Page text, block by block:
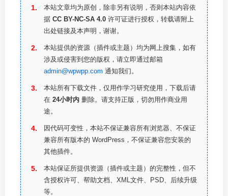
本站文章均为原创，除非另有说明，否则本站内容依
据 CC BY-NC-SA 4.0 许可证进行授权，转载请附上
出处链接及本声明，谢谢。
本站提供的资源（插件或主题）均为网上搜集，如有
涉及或侵害到您的版权，请立即通过邮箱
admin@wpwpp.com 通知我们。
本站所有下载文件，仅用作学习研究使用，下载后请
在 24小时内 删除。请支持正版，切勿用作商业用
途。
因代码可变性，本站不保证兼容所有浏览器、不保证
兼容所有版本的 WordPress，不保证兼容您安装的
其他插件。
本站保证所提供资源（插件或主题）的完整性，但不
含授权许可、帮助文档、XML文件、PSD、后续升级
等。